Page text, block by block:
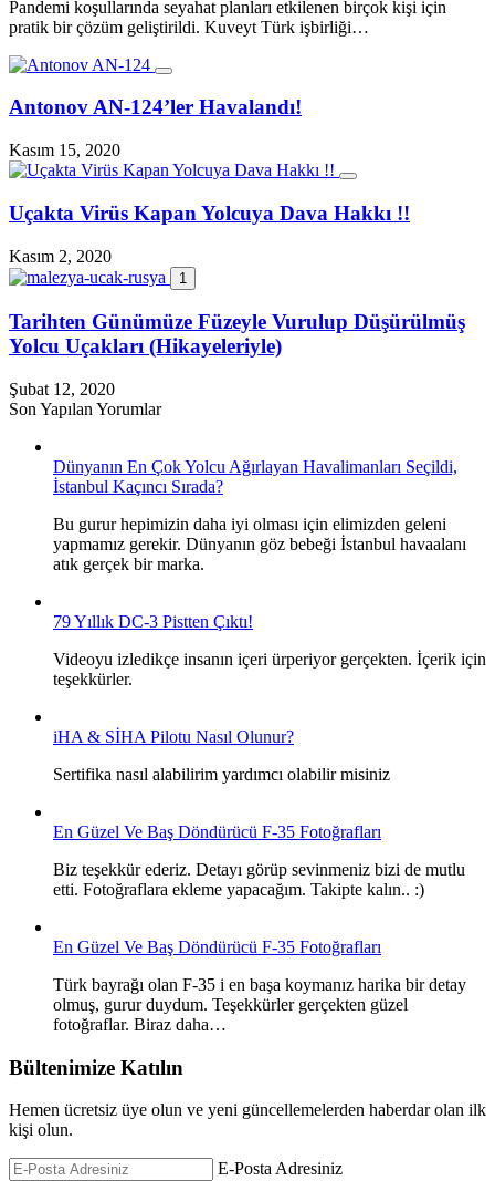
Pandemi koşullarında seyahat planları etkilenen birçok kişi için
pratik bir çözüm geliştirildi. Kuveyt Türk işbirliği…
Antonov AN-124’ler Havalandı!
Kasım 15, 2020
Uçakta Virüs Kapan Yolcuya Dava Hakkı !!
Kasım 2, 2020
1
Tarihten Günümüze Füzeyle Vurulup Düşürülmüş
Yolcu Uçakları (Hikayeleriyle)
Şubat 12, 2020
Son Yapılan Yorumlar
Dünyanın En Çok Yolcu Ağırlayan Havalimanları Seçildi,
İstanbul Kaçıncı Sırada?
Bu gurur hepimizin daha iyi olması için elimizden geleni
yapmamız gerekir. Dünyanın göz bebeği İstanbul havaalanı
atık gerçek bir marka.
79 Yıllık DC-3 Pistten Çıktı!
Videoyu izledikçe insanın içeri ürperiyor gerçekten. İçerik için
teşekkürler.
iHA & SİHA Pilotu Nasıl Olunur?
Sertifika nasıl alabilirim yardımcı olabilir misiniz
En Güzel Ve Baş Döndürücü F-35 Fotoğrafları
Biz teşekkür ederiz. Detayı görüp sevinmeniz bizi de mutlu
etti. Fotoğraflara ekleme yapacağım. Takipte kalın.. :)
En Güzel Ve Baş Döndürücü F-35 Fotoğrafları
Türk bayrağı olan F-35 i en başa koymanız harika bir detay
olmuş, gurur duydum. Teşekkürler gerçekten güzel
fotoğraflar. Biraz daha…
Bültenimize Katılın
Hemen ücretsiz üye olun ve yeni güncellemelerden haberdar olan ilk
kişi olun.
E-Posta Adresiniz